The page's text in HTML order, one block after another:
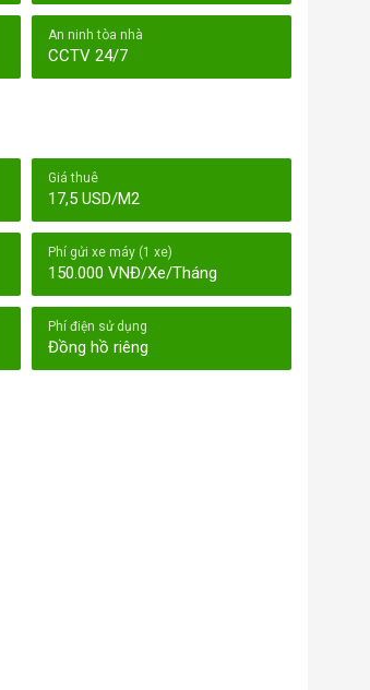
An ninh tòa nhà
CCTV 24/7
Giá thuê
17,5 USD/M2
Phí gửi xe máy (1 xe)
150.000 VNĐ/Xe/Tháng
Phí điện sử dụng
Đồng hồ riêng